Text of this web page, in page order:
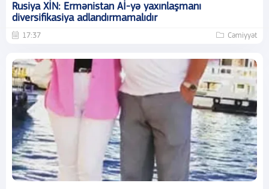
Rusiya XİN: Ermənistan Aİ-yə yaxınlaşmanı
diversifikasiya adlandırmamalıdır
17:37 Cəmiyyət